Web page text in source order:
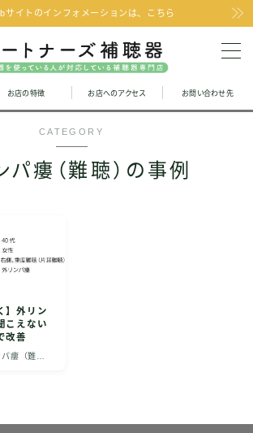
サイトのインフォメーションは、こちら
聴器のFAQ
お店の特徴 お店へのアクセス お問い合わせ先
CATEGORY
パ瘻（難聴）の事例
】外リン
こえない
改善
瘻（難